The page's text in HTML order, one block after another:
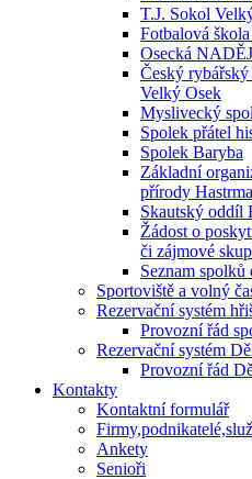
T.J. Sokol
Fotbalová
Osecká
Český rybářský
Velký Osek
Myslivecký
Spolek přátel
Spolek Baryba
Základní
přírody
Skautský oddíl
Žádost o
či zájmové
Seznam
Sportoviště a volný
Rezervační systém
Provozní řád
Rezervační systém
Provozní řád
Kontakty
Kontaktní formulář
Ankety
Senioři